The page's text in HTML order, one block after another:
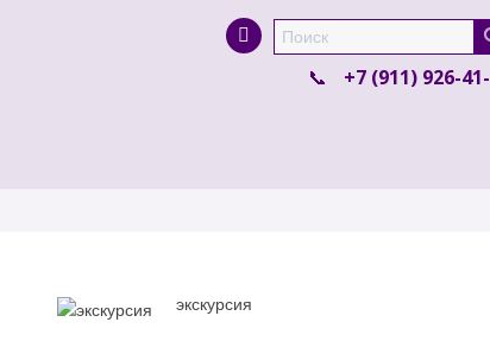
+7 (911) 926-
экскурсия